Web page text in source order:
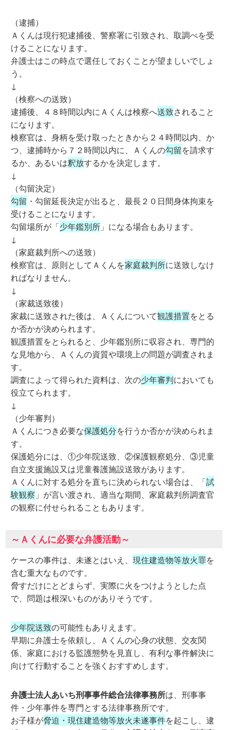
（逮捕）
Ａくんは現行犯逮捕後、警察署に引致され、取調べを受
けることになります。
弁護士はこの時点で選任しておくことが望ましいでしょ
う。
↓
（検察への送致）
逮捕後、４８時間以内にＡくんは検察へ送致されること
になります。
検察官は、身柄を受け取ったときから２４時間以内、か
つ、逮捕時から７２時間以内に、Ａくんの勾留を請求す
るか、あるいは釈放するかを決定します。
↓
（勾留決定）
勾留 ・勾留延長決定が出ると、最長２０日間身体拘束を
受けることになります。
勾留場所が「少年鑑別所 」になる場合もあります。
↓
（家庭裁判所への送致）
検察官は、原則としてＡくんを家庭裁判所に送致しなけ
ればなりません。
↓
（家裁送致後）
家裁に送致された後は、Ａくんについて観護措置をとる
か否かが決められます。
観護措置をとられると、少年鑑別所に収容され、専門的
な見地から、Ａくんの資質や環境上の問題が調査されま
す。
調査によって得られた資料は、次の少年審判においても
役立てられます。
↓
（少年審判）
Ａくんにつき必要な保護処分を行うか否かが決められま
す。
保護処分には、①少年院送致、②保護観察処分、③児童
自立支援施設又は児童養護施設送致があります。
Ａくんに対する処分を直ちに決められない場合は、「試
験観察 」が言い渡され、適当な期間、家庭裁判所調査官
の観察に付せられることもあります。
～Ａくんに必要な弁護活動～
ケースの事件は、未遂とはいえ、現住建造物等放火罪を
含む重大なものです。
脅すだけにとどまらず、実際に火をつけようとした点
で、問題は根深いものがありそうです。
少年院送致の可能性もありえます。
早期に弁護士を依頼し、Ａくんの心身の状態、交友関
係、家庭における監護態勢を見直し、有利な事件解決に
向けて行動することを強くおすすめします。
弁護士法人あいち刑事事件総合法律事務所は、刑事事
件・少年事件を専門とする法律事務所です。
お子様が脅迫・現住建造物等放火未遂事件を起こし、逮